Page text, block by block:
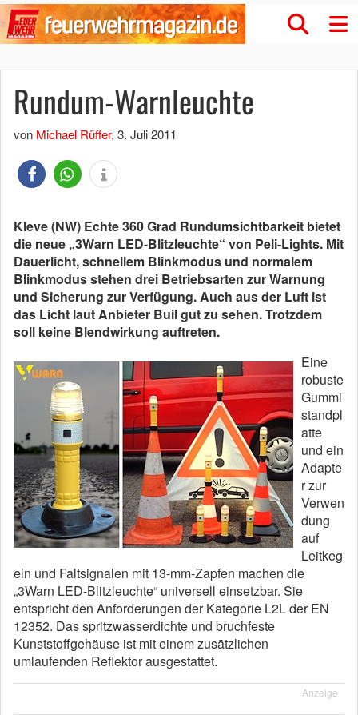
Rundum-Warnleuchte
von Michael Rüffer, 3. Juli 2011
Kleve (NW) Echte 360 Grad Rundumsichtbarkeit bietet
die neue „3Warn LED-Blitzleuchte“ von Peli-Lights. Mit
Dauerlicht, schnellem Blinkmodus und normalem
Blinkmodus stehen drei Betriebsarten zur Warnung
und Sicherung zur Verfügung. Auch aus der Luft ist
das Licht laut Anbieter Buil gut zu sehen. Trotzdem
soll keine Blendwirkung auftreten.
Eine
robuste
Gummi
standpl
atte
und ein
Adapte
r zur
Verwen
dung
auf
Leitkeg
eln und Faltsignalen mit 13-mm-Zapfen machen die
„3Warn LED-Blitzleuchte“ universell einsetzbar. Sie
entspricht den Anforderungen der Kategorie L2L der EN
12352. Das spritzwasserdichte und bruchfeste
Kunststoffgehäuse ist mit einem zusätzlichen
umlaufenden Reflektor ausgestattet.
Anzeige